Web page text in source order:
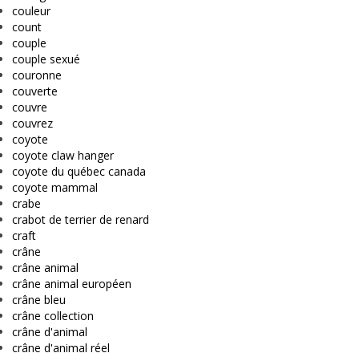
couleur
count
couple
couple sexué
couronne
couverte
couvre
couvrez
coyote
coyote claw hanger
coyote du québec canada
coyote mammal
crabe
crabot de terrier de renard
craft
crâne
crâne animal
crâne animal européen
crâne bleu
crâne collection
crâne d'animal
crâne d'animal réel